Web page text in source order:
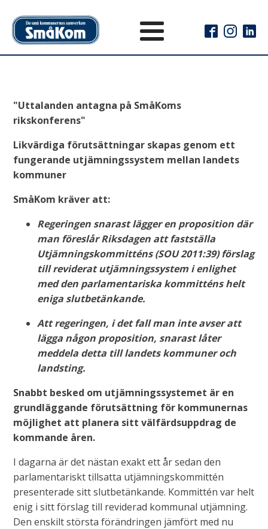
"Uttalanden antagna på SmåKoms
rikskonferens"
Likvärdiga förutsättningar skapas genom ett
fungerande utjämningssystem mellan landets
kommuner
SmåKom kräver att:
Regeringen snarast lägger en proposition där
man föreslår Riksdagen att fastställa
Utjämningskommitténs (SOU 2011:39) förslag
till reviderat utjämningssystem i enlighet
med den parlamentariska kommitténs helt
eniga slutbetänkande.
Att regeringen, i det fall man inte avser att
lägga någon proposition, snarast låter
meddela detta till landets kommuner och
landsting.
Snabbt besked om utjämningssystemet är en
grundläggande förutsättning för kommunernas
möjlighet att planera sitt välfärdsuppdrag de
kommande åren.
I dagarna är det nästan exakt ett år sedan den
parlamentariskt tillsatta utjämningskommittén
presenterade sitt slutbetänkande. Kommittén var helt
enig i sitt förslag till reviderad kommunal utjämning.
Den enskilt största förändringen jämfört med nu